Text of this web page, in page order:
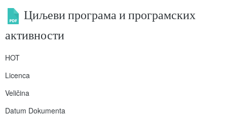
Циљеви програма и програмских
активности
HOT
Licenca
Veličina
Datum Dokumenta